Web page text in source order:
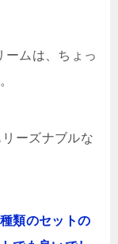
ームは、ちょっ
ーズナブルな
類のセットの